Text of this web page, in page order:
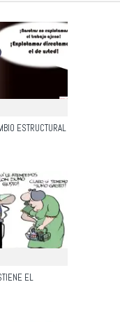
ESTRUCTURAL
EL